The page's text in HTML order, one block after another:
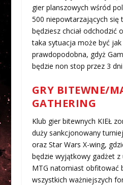
gier planszowych wśród
500 niepowtarzających się
będziesz chciał odchodzić
taka sytuacja może być
prawdopodobna, gdyż
będzie non stop przez 3
GRY BITEWNE/
GATHERING
Klub gier bitewnych KIEŁ
duży sankcjonowany
oraz Star Wars X-wing,
będzie wyjątkowy gadżet z
MTG natomiast obfitować
wszystkich ważniejszych